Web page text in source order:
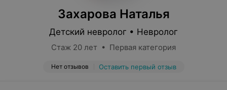
Захарова Наталья
Детский невролог • Невролог
Стаж 20 лет • Первая категория
Нет отзывов Оставить первый отзыв